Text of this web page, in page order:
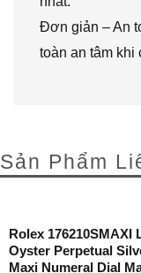
Đơn giản – An
toàn an tâm khi
Sản Phẩm
Rolex 176210SMAXI
Oyster Perpetual
Maxi Numeral Dial